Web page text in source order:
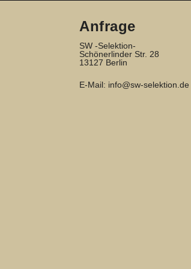
Anfrage
SW -Selektion-
Schönerlinder Str. 28
13127 Berlin
E-Mail: info@sw-selektion.de